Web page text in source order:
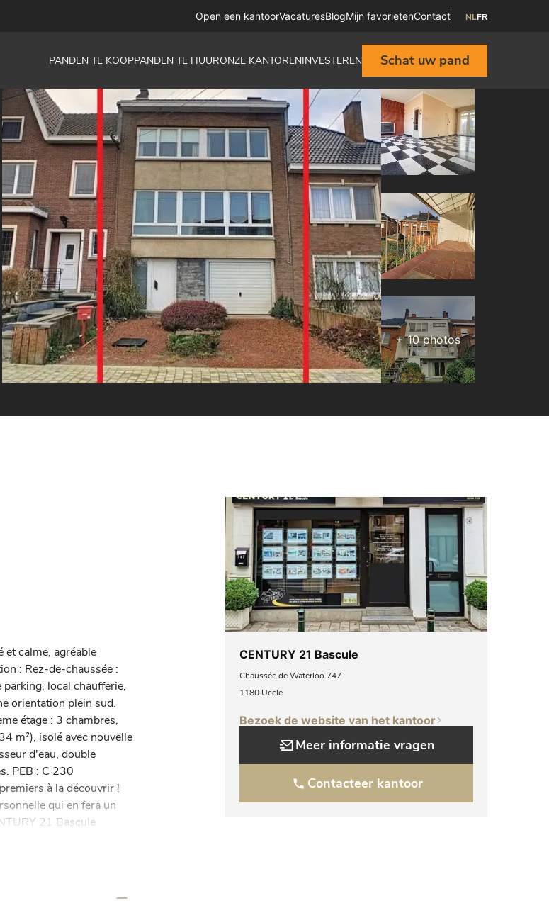
Open een kantoorVacaturesBlogMijn favorietenContact NLFR
PANDEN TE KOOPPANDEN TE HUURONZE KANTORENINVESTEREN Schat uw pand
+10photos
calme, agréable
: Rez-de-chaussée :
parking, local chaufferie,
orientation plein sud.
étage : 3 chambres,
m²), isolé avec nouvelle
d'eau, double
PEB : C 230
à la découvrir !
qui en fera un
21 Bascule
CENTURY 21 Bascule
Chaussée de Waterloo 747
1180 Uccle
Bezoek de website van het kantoor
Meer informatie vragen
Contacteer kantoor